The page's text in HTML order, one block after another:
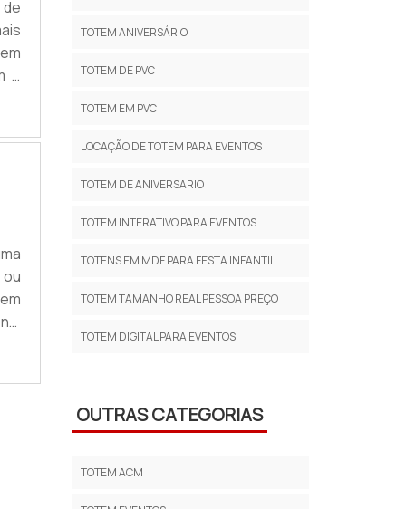
o
TOTEM ANIVERSÁRIO
TOTEM DE PVC
TOTEM EM PVC
LOCAÇÃO DE TOTEM PARA EVENTOS
TOTEM DE ANIVERSARIO
TOTEM INTERATIVO PARA EVENTOS
TOTENS EM MDF PARA FESTA INFANTIL
TOTEM TAMANHO REAL PESSOA PREÇO
TOTEM DIGITAL PARA EVENTOS
OUTRAS CATEGORIAS
TOTEM ACM